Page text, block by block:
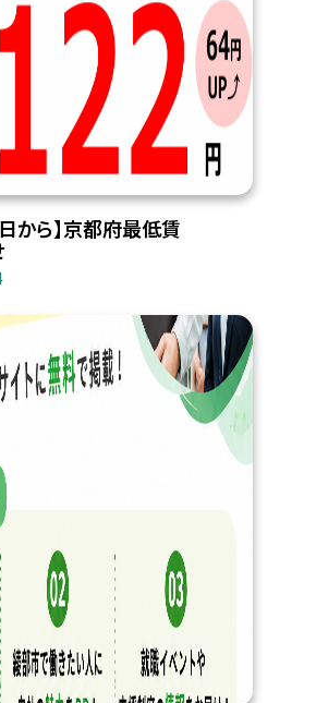
から】京都府最低賃